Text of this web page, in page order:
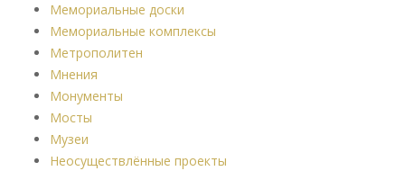
Мемориальные доски
Мемориальные комплексы
Метрополитен
Мнения
Монументы
Мосты
Музеи
Неосуществлённые проекты